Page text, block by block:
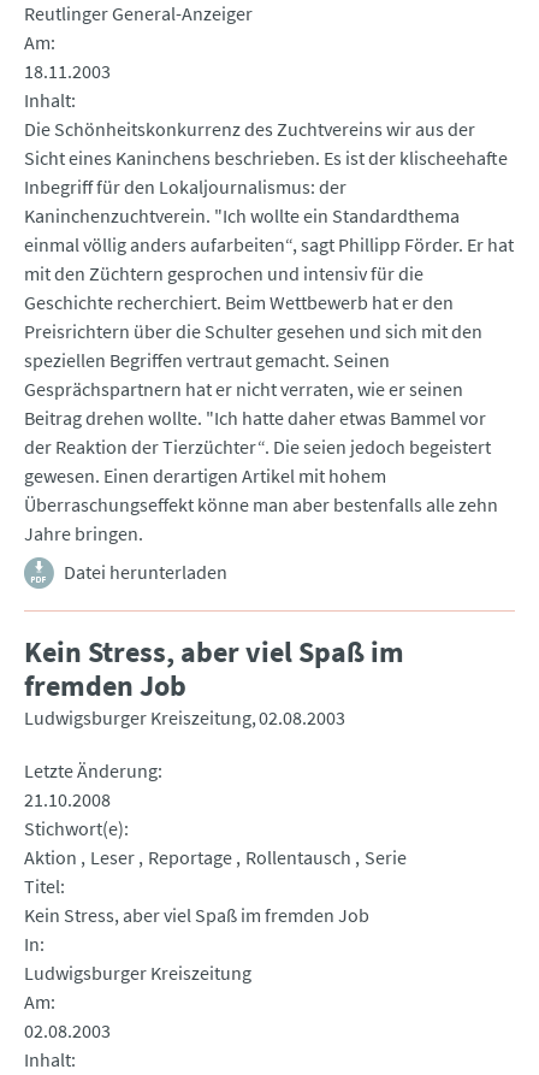
Reutlinger General-Anzeiger
Am
18.11.2003
Inhalt
Die Schönheitskonkurrenz des Zuchtvereins wir aus der
Sicht eines Kaninchens beschrieben. Es ist der klischeehafte
Inbegriff für den Lokaljournalismus: der
Kaninchenzuchtverein. "Ich wollte ein Standardthema
einmal völlig anders aufarbeiten“, sagt Phillipp Förder. Er hat
mit den Züchtern gesprochen und intensiv für die
Geschichte recherchiert. Beim Wettbewerb hat er den
Preisrichtern über die Schulter gesehen und sich mit den
speziellen Begriffen vertraut gemacht. Seinen
Gesprächspartnern hat er nicht verraten, wie er seinen
Beitrag drehen wollte. "Ich hatte daher etwas Bammel vor
der Reaktion der Tierzüchter“. Die seien jedoch begeistert
gewesen. Einen derartigen Artikel mit hohem
Überraschungseffekt könne man aber bestenfalls alle zehn
Jahre bringen.
Datei herunterladen
Kein Stress, aber viel Spaß im
fremden Job
Ludwigsburger Kreiszeitung 02.08.2003
Letzte Änderung
21.10.2008
Stichwort(e)
Aktion
Leser Reportage Rollentausch
Serie
Titel
Kein Stress, aber viel Spaß im fremden Job
In
Ludwigsburger Kreiszeitung
Am
02.08.2003
Inhalt